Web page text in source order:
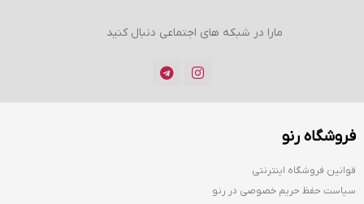
مارا در شبکه های اجتماعی دنبال کنید
فروشگاه رنو
قوانین فروشگاه اینترنتی
سیاست حفظ حریم خصوصی در رنو